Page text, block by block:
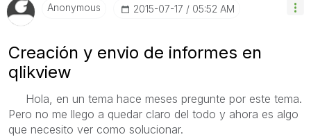
Anonymous ‎2015-07-17 05:52 AM
Creación y envio de informes en
qlikview
Hola, en un tema hace meses pregunte por este tema.
Pero no me llego a quedar claro del todo y ahora es algo
que necesito ver como solucionar.